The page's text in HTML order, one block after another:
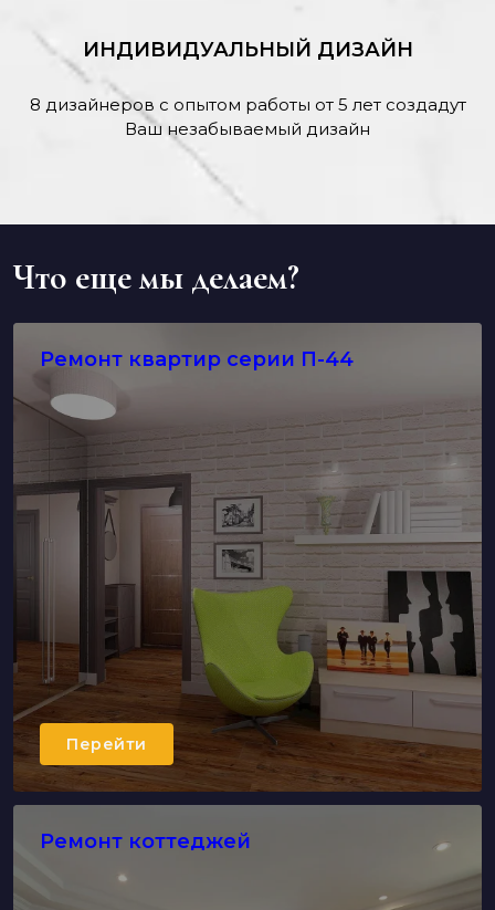
ИНДИВИДУАЛЬНЫЙ ДИЗАЙН
8 дизайнеров с опытом работы от 5 лет создадут
Ваш незабываемый дизайн
Что еще мы делаем?
Ремонт квартир серии П-44
Перейти
Ремонт коттеджей